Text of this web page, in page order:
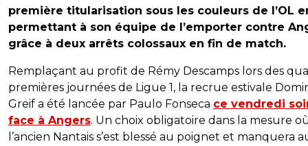
première titularisation sous les couleurs de l’OL
permettant à son équipe de l’emporter contre
grâce à deux arrêts colossaux en fin de match.
Remplaçant au profit de Rémy Descamps lors des
premières journées de Ligue 1, la recrue estivale
Greif a été lancée par Paulo Fonseca ce vendredi
face à Angers. Un choix obligatoire dans la mesure
l’ancien Nantais s’est blessé au poignet et manquera